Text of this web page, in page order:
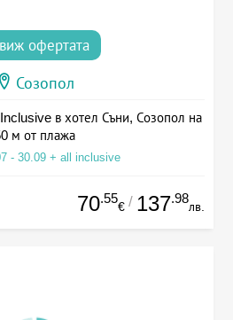
виж офертата
Созопол
в хотел Съни, Созопол на
м от плажа
- 30.09 + all inclusive
70.55
€ / 137.98
лв.